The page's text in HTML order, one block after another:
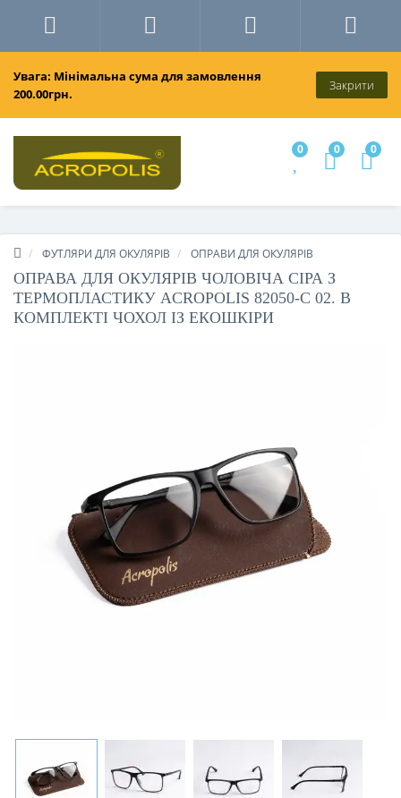
Увага: Мінімальна сума для замовлення
200.00грн.
Закрити
0 0 0
ФУТЛЯРИ ДЛЯ ОКУЛЯРІВ ОПРАВИ ДЛЯ ОКУЛЯРІВ
ОПРАВА ДЛЯ ОКУЛЯРІВ ЧОЛОВІЧА СІРА З
ТЕРМОПЛАСТИКУ ACROPOLIS 82050-C 02. В
КОМПЛЕКТІ ЧОХОЛ ІЗ ЕКОШКІРИ